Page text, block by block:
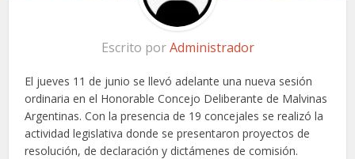
Escrito porAdministrador
El jueves 11 de junio se llevó adelante una nueva sesión
ordinaria en el Honorable Concejo Deliberante de Malvinas
Argentinas. Con la presencia de 19 concejales se realizó la
actividad legislativa donde se presentaron proyectos de
resolución, de declaración y dictámenes de comisión.